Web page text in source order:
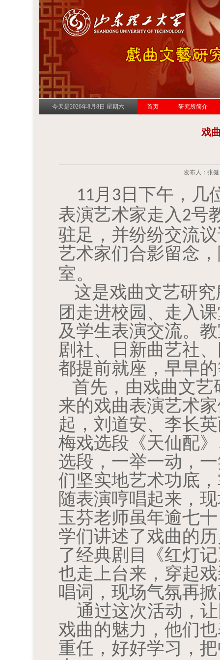
今天是2026年8月8日 星期六 首页 研究所简介
戏
发布人：张
11月 3 日下午，几
表演艺术家走入2号
驻足，并纷纷交流
艺术家们合影留念
室。
这是戏曲文艺研
团走进校园、走入
及学生表演交流。
剧社、日新曲艺社
都提前就座，早早
首先，由戏曲文
来的戏曲表演艺术
起，刘道安、李长
梅戏选段《天仙配
选段，一举一动，
们坚实地艺术功底
随表演哼唱起来，
玉芬老师虽年逾七
学们讲述了戏曲的
了经典剧目《红灯
也走上台来，穿起
唱词，现场气氛再
通过这次活动，
戏曲的魅力，他们
重任，好好学习，